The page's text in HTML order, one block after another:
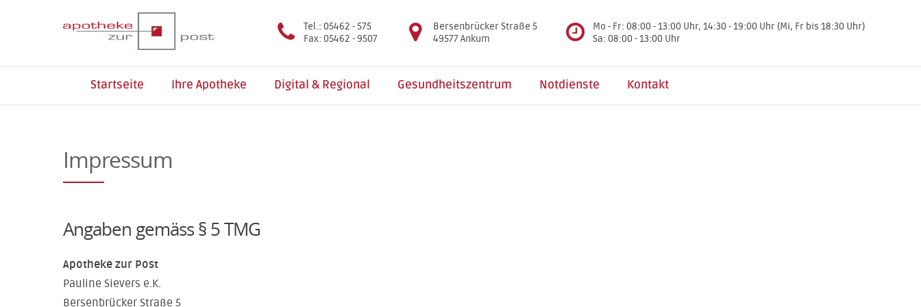
Tel.: 05462 - 575
Fax: 05462 - 9507
Bersenbrücker Straße 5
49577 Ankum
Mo - Fr: 08:00 - 13:00 Uhr, 14:30 - 19:00 Uhr (Mi, Fr bis 18:30 Uhr)
Sa: 08:00 - 13:00 Uhr
Startseite Ihre Apotheke Digital & Regional Gesundheitszentrum Notdienste Kontakt
Impressum
Angaben gemäss § 5 TMG
Apotheke zur Post
Pauline Sievers e.K.
Bersenbrücker Straße 5